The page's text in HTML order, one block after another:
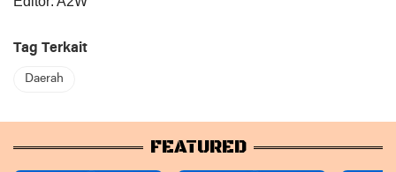
Tag Terkait
Daerah
FEATURED